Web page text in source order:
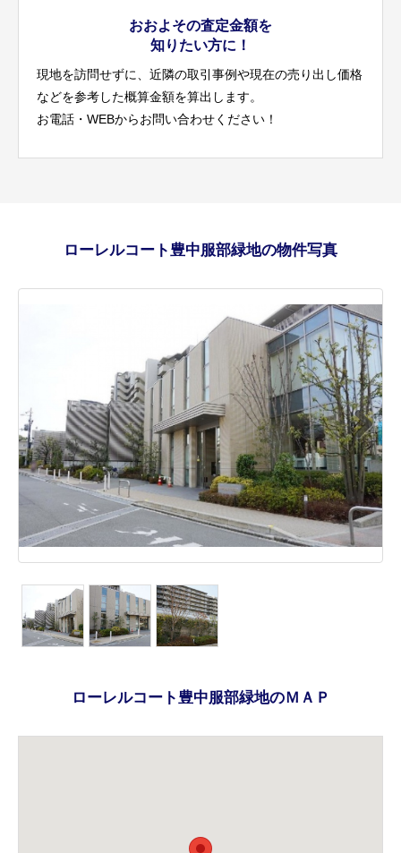
おおよその査定金額を
知りたい方に！
現地を訪問せずに、近隣の取引事例や現在の売り出し価格
などを参考した概算金額を算出します。
お電話・WEBからお問い合わせください！
ローレルコート豊中服部緑地の物件写真
Next
ローレルコート豊中服部緑地のＭＡＰ